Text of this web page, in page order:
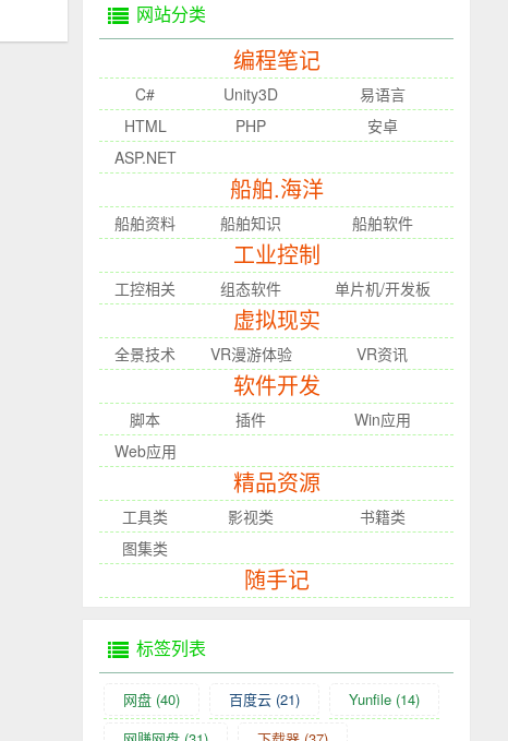
网站分类
编程笔记
C# Unity3D
易语言
HTML
PHP
安卓
ASP.NET
船舶.海洋
船舶资料 船舶知识 船舶软件
工业控制
工控相关 组态软件 单片机/开发板
虚拟现实
全景技术 VR漫游体验 VR资讯
软件开发
脚本 插件
Win应用
Web应用
精品资源
工具类 影视类
书籍类
图集类
随手记
标签列表
网盘(40) 百度云(21) Yunfile(14)